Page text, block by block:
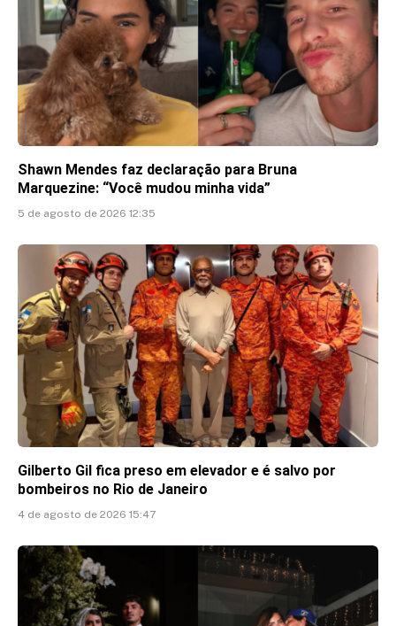
Shawn Mendes faz declaração para Bruna
Marquezine: “Você mudou minha vida”
5 de agosto de 2026 12:35
Gilberto Gil fica preso em elevador e é salvo por
bombeiros no Rio de Janeiro
4 de agosto de 2026 15:47